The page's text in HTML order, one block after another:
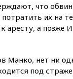
что
их на
аресту, а
Манко, нет ни
под